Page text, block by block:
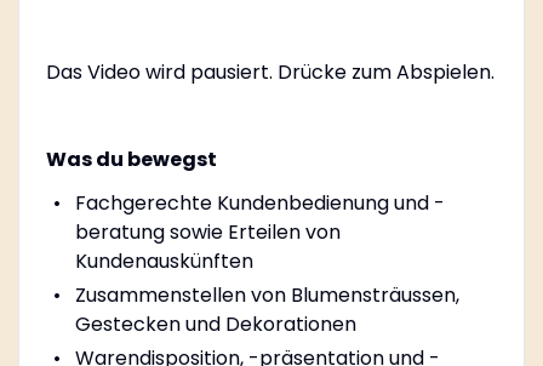
Das Video wird pausiert. Drücke zum Abspielen.
Was du bewegst
Fachgerechte Kundenbedienung und -
beratung sowie Erteilen von
Kundenauskünften
Zusammenstellen von Blumensträussen,
Gestecken und Dekorationen
Warendisposition, -präsentation und -